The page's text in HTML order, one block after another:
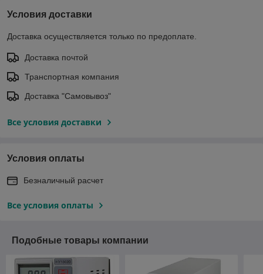
Условия доставки
Доставка осуществляется только по предоплате.
Доставка почтой
Транспортная компания
Доставка "Самовывоз"
Все условия доставки
Условия оплаты
Безналичный расчет
Все условия оплаты
Подобные товары компании